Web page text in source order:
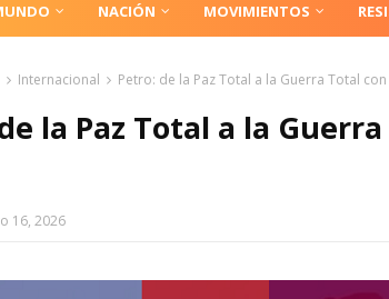
NACIÓN MOVIMIENTOS
Internacional Petro: de la Paz Total a la Guerra Total
la Paz Total a la
16, 2026